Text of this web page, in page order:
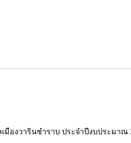
องวารินชำราบ ประจำปีงบประมาณ